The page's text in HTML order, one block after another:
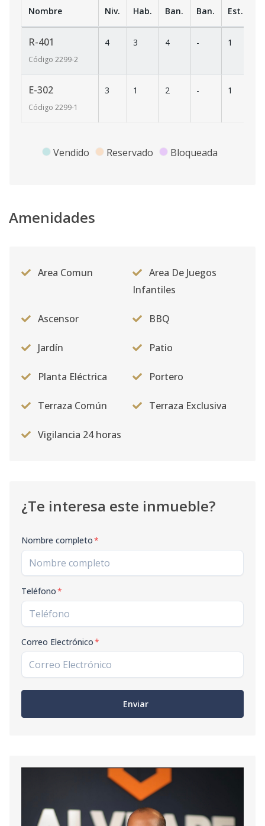
Nombre Niv. Hab. Ban.
Ban.
Est.
R-401
Código 2299-2
4 3 4 - 1
E-302
Código 2299-1
3 1 2 - 1
Vendido Reservado Bloqueada
Amenidades
Area Comun
Area De Juegos
Infantiles
Ascensor BBQ
Jardín Patio
Planta Eléctrica Portero
Terraza Común Terraza Exclusiva
Vigilancia 24 horas
¿Te interesa este inmueble?
Nombre completo*
Teléfono*
Correo Electrónico*
Enviar